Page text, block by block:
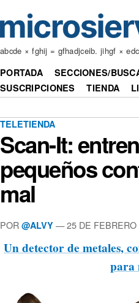
abcde × fghij = gfhadjceib. jihgf ×
PORTADA SECCIONES/
SUSCRIPCIONES
TIENDA
TELETIENDA
Scan-It:
pequeños
mal
POR @ALVY —25 DE
Un detector de metales,
para